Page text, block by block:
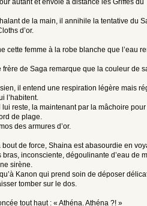
autant et envoie à distance les Griffes du
de la main, il annihile la tentative du
d’or.
cette femme à la robe blanche que l’eau
de Saga remarque que la couleur de
il entend une respiration légère mais
l’habitent.
lui reste, la maintenant par la mâchoire
de plage.
des armures d’or.
bout de force, Shaina est abasourdie en
bras, inconsciente, dégoulinante d’eau de
sirène.
Kanon qui prend soin de déposer
tomber sur le dos.
tout haut : « Athéna. Athéna ?! »